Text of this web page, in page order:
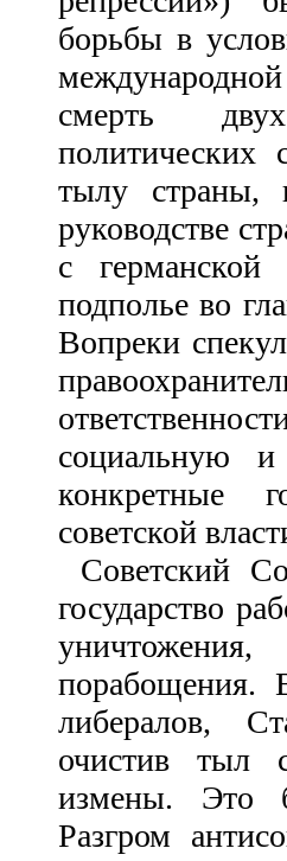
борьбы в
смерть
политических
тылу страны,
руководстве
с германской
подполье во
Вопреки
социальную
конкретные
советской
Советский
государство
порабощения.
либералов,
очистив тыл
измены. Это
Разгром